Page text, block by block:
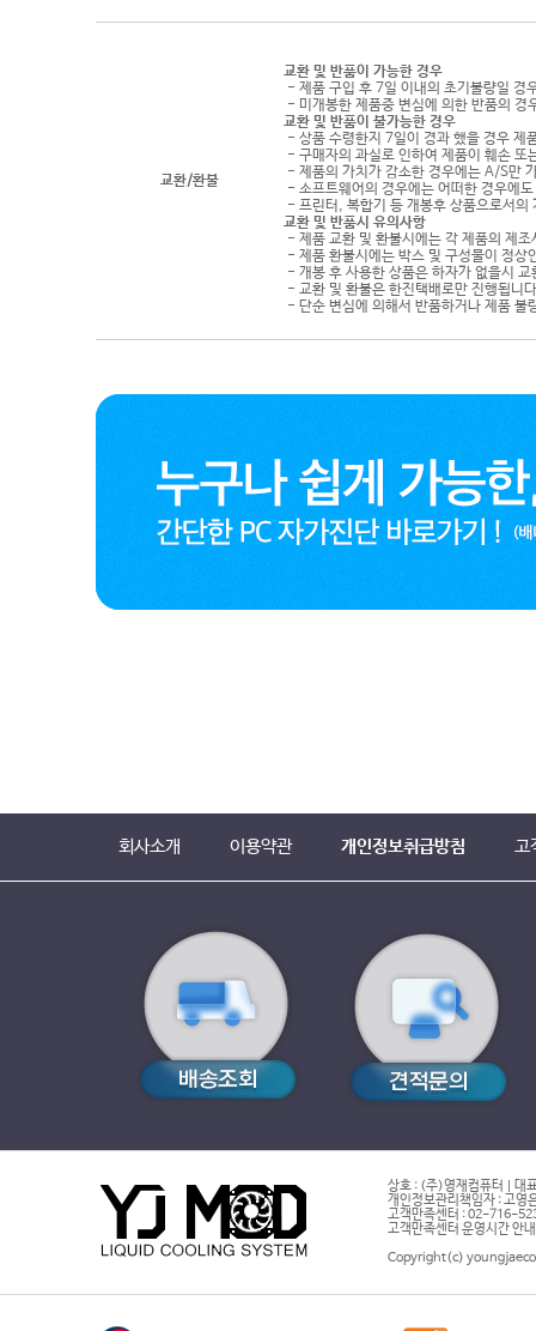
교환/환불
교환 및 반품이 가능한 경우
- 제품 구입 후 7일 이내의 초기불량일 경
- 미개봉한 제품중 변심에 의한 반품의 경
교환 및 반품이 불가능한 경우
- 상품 수령한지 7일이 경과 했을 경우 제
- 구매자의 과실로 인하여 제품이 훼손 또
- 제품의 가치가 감소한 경우에는 A/S만
- 소프트웨어의 경우에는 어떠한 경우에
- 프린터, 복합기 등 개봉후 상품으로서의
교환 및 반품시 유의사항
- 제품 교환 및 환불시에는 각 제품의 제
- 제품 환불시에는 박스 및 구성물이 정상
- 개봉 후 사용한 상품은 하자가 없을시
- 교환 및 환불은 한진택배로만 진행됩니
- 단순 변심에 의해서 반품하거나 제품
회사소개 이용약관 개인정보취급방침 고
상호 : (주)영재컴퓨터 | 대
개인정보관리책임자 : 고영
고객만족센터 : 02-716-
고객만족센터 운영시간 안
Copyright(c)